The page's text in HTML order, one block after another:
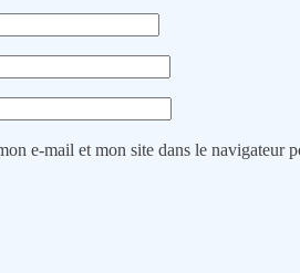
e-mail et mon site dans le navigateur